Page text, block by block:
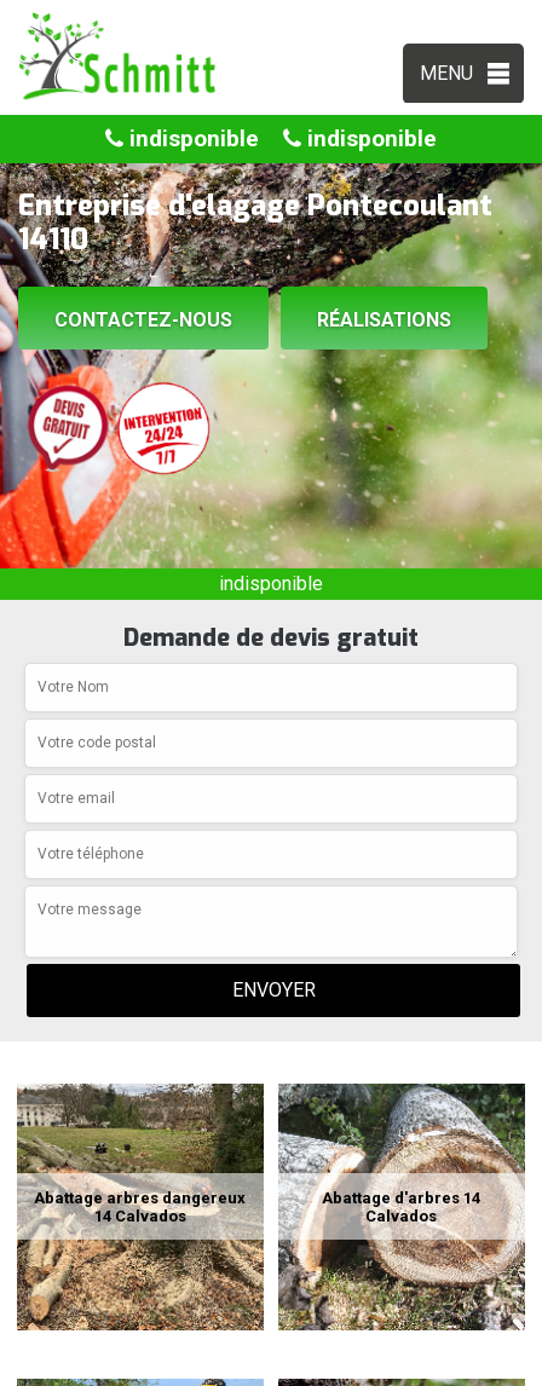
MENU
indisponible indisponible
Entreprise d'elagage Pontecoulant
14110
CONTACTEZ-NOUS RÉALISATIONS
indisponible
Demande de devis gratuit
Abattage arbres dangereux
14 Calvados
Abattage d'arbres 14
Calvados